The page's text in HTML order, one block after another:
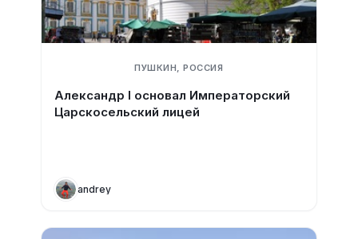
ПУШКИН, РОССИЯ
Александр I основал Императорский
Царскосельский лицей
andrey